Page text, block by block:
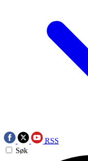
RSS
Søk